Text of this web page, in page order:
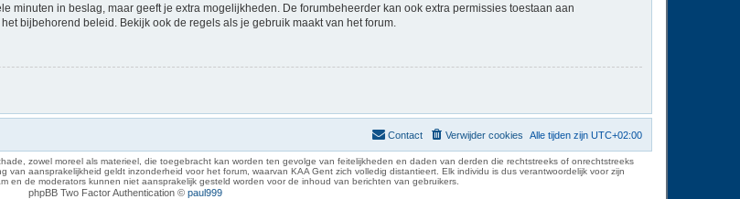
minuten in beslag, maar geeft je extra mogelijkheden. De forumbeheerder kan ook extra permissies toestaan aan
bijbehorend beleid. Bekijk ook de regels als je gebruik maakt van het forum.
Alle tijden zijn UTC+02:00
Verwijder cookies
Contact
zowel moreel als materieel, die toegebracht kan worden ten gevolge van feitelijkheden en daden van derden die rechtstreeks of onrechtstreeks
aansprakelijkheid geldt inzonderheid voor het forum, waarvan KAA Gent zich volledig distantieert. Elk individu is dus verantwoordelijk voor zijn
en de moderators kunnen niet aansprakelijk gesteld worden voor de inhoud van berichten van gebruikers.
phpBB Two Factor Authentication © paul999